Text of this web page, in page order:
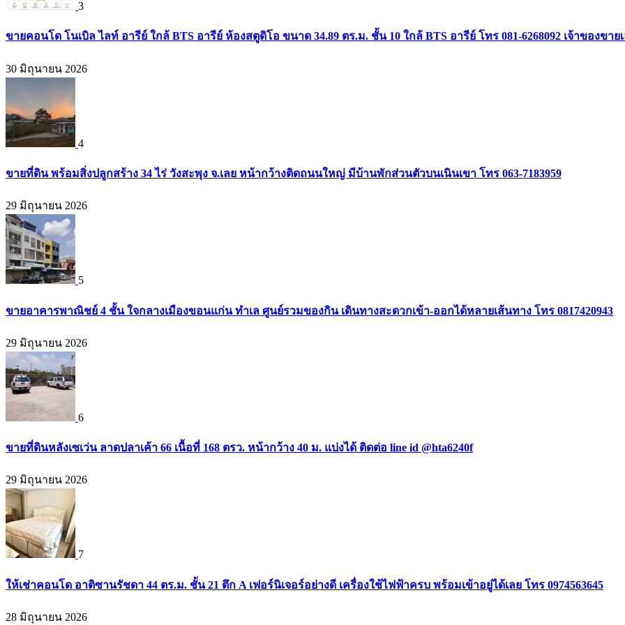
3
ขายคอนโด โนเบิล ไลท์ อารีย์ ใกล้ BTS อารีย์ ห้องสตูดิโอ ขนาด 34.89 ตร.ม. ชั้น 10 ใกล้ BTS อารีย์ โทร 081-6268092 เจ้าของขาย
30 มิถุนายน 2026
4
ขายที่ดิน พร้อมสิ่งปลูกสร้าง 34 ไร่ วังสะพุง จ.เลย หน้ากว้างติดถนนใหญ่ มีบ้านพักส่วนตัวบนเนินเขา โทร 063-7183959
29 มิถุนายน 2026
5
ขายอาคารพาณิชย์ 4 ชั้น ใจกลางเมืองขอนแก่น ทำเล ศูนย์รวมของกิน เดินทางสะดวกเข้า-ออกได้หลายเส้นทาง โทร 0817420943
29 มิถุนายน 2026
6
ขายที่ดินหลังเซเว่น ลาดปลาเค้า 66 เนื้อที่ 168 ตรว. หน้ากว้าง 40 ม. แบ่งได้ ติดต่อ line id @hta6240f
29 มิถุนายน 2026
7
ให้เช่าคอนโด อาติซานรัชดา 44 ตร.ม. ชั้น 21 ตึก A เฟอร์นิเจอร์อย่างดี เครื่องใช้ไฟฟ้าครบ พร้อมเข้าอยู่ได้เลย โทร 0974563645
28 มิถุนายน 2026